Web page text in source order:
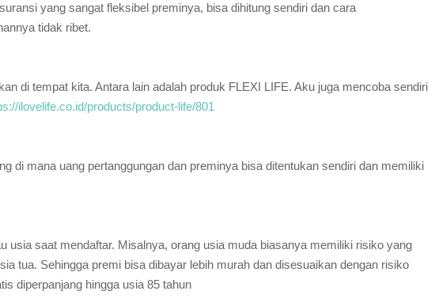
yang sangat fleksibel preminya, bisa dihitung sendiri dan cara
tidak ribet.
di tempat kita. Antara lain adalah produk FLEXI LIFE. Aku juga mencoba sendiri
ilovelife.co.id/products/product-life/801
di mana uang pertanggungan dan preminya bisa ditentukan sendiri dan memiliki
usia saat mendaftar. Misalnya, orang usia muda biasanya memiliki risiko yang
tua. Sehingga premi bisa dibayar lebih murah dan disesuaikan dengan risiko
diperpanjang hingga usia 85 tahun